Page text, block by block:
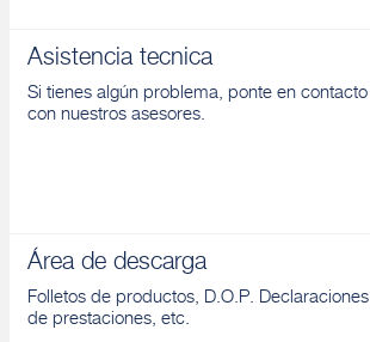
Asistencia tecnica
Si tienes algún problema, ponte en contacto
con nuestros asesores.
Área de descarga
Folletos de productos, D.O.P. Declaraciones
de prestaciones, etc.